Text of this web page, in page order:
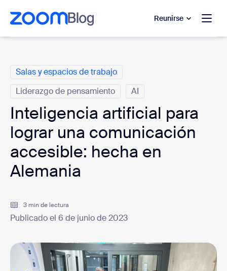
contenido principal
al chat de ayuda
Reunirse
Salas y espacios de trabajo
Liderazgo de pensamiento
AI
Inteligencia artificial para
lograr una comunicación
accesible: hecha en
Alemania
3 min de lectura
Publicado el 6 de junio de 2023